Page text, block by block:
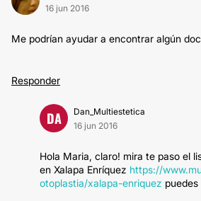
16 jun 2016
Me podrían ayudar a encontrar algún
Responder
DA
Dan_Multiestetica
16 jun 2016
Hola Maria, claro! mira te paso el
en Xalapa Enríquez https://
otoplastia/xalapa-enriquez